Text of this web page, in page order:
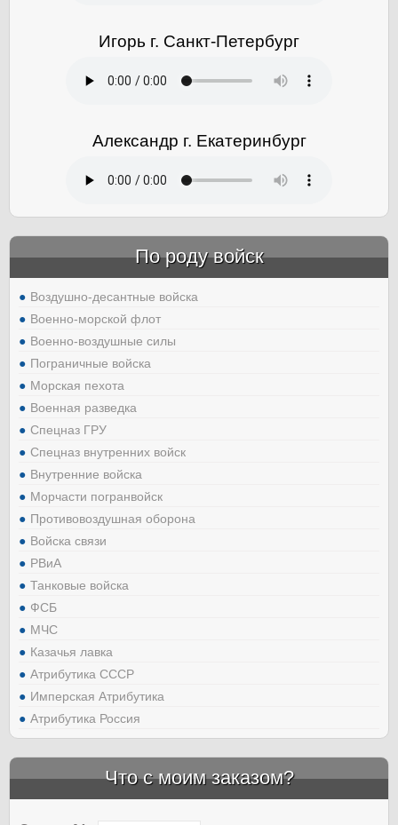
Игорь г. Санкт-Петербург
Александр г. Екатеринбург
По роду войск
Воздушно-десантные войска
Военно-морской флот
Военно-воздушные силы
Пограничные войска
Морская пехота
Военная разведка
Спецназ ГРУ
Спецназ внутренних войск
Внутренние войска
Морчасти погранвойск
Противовоздушная оборона
Войска связи
РВиА
Танковые войска
ФСБ
МЧС
Казачья лавка
Атрибутика СССР
Имперская Атрибутика
Атрибутика Россия
Что с моим заказом?